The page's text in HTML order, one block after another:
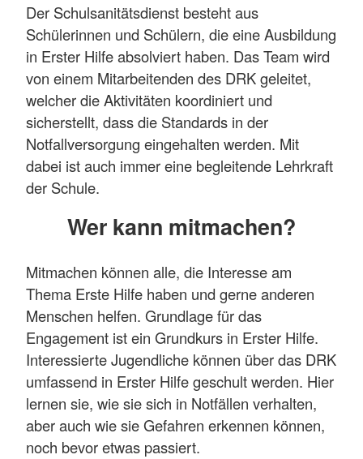
Der Schulsanitätsdienst besteht aus
Schülerinnen und Schülern, die eine Ausbildung
in Erster Hilfe absolviert haben. Das Team wird
von einem Mitarbeitenden des DRK geleitet,
welcher die Aktivitäten koordiniert und
sicherstellt, dass die Standards in der
Notfallversorgung eingehalten werden. Mit
dabei ist auch immer eine begleitende Lehrkraft
der Schule.
Wer kann mitmachen?
Mitmachen können alle, die Interesse am
Thema Erste Hilfe haben und gerne anderen
Menschen helfen. Grundlage für das
Engagement ist ein Grundkurs in Erster Hilfe.
Interessierte Jugendliche können über das DRK
umfassend in Erster Hilfe geschult werden. Hier
lernen sie, wie sie sich in Notfällen verhalten,
aber auch wie sie Gefahren erkennen können,
noch bevor etwas passiert.